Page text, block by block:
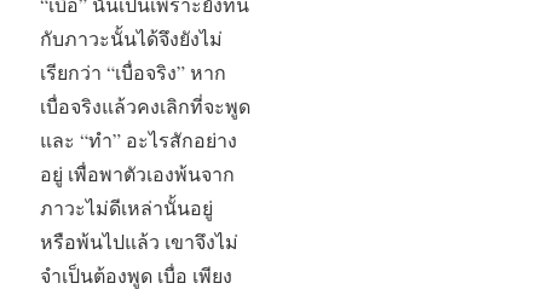
กับภาวะนั้นได้จึงยังไม่
เรียกว่า “เบื่อจริง” หาก
เบื่อจริงแล้วคงเลิกที่จะพูด
และ “ทำ” อะไรสักอย่าง
อยู่ เพื่อพาตัวเองพ้นจาก
ภาวะไม่ดีเหล่านั้นอยู่
หรือพ้นไปแล้ว เขาจึงไม่
จำเป็นต้องพูด เบื่อ เพียง